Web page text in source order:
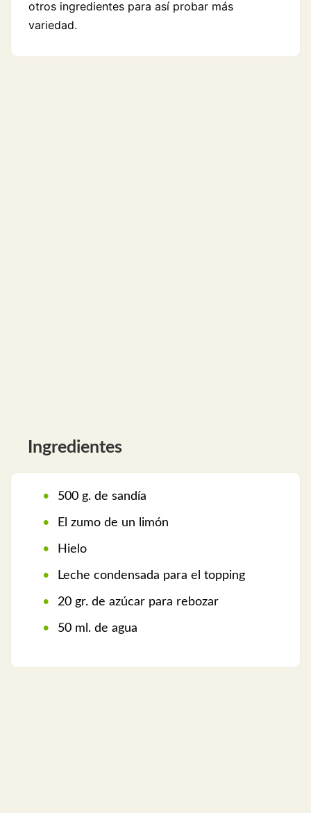
otros ingredientes para así probar más
variedad.
Ingredientes
500 g. de sandía
El zumo de un limón
Hielo
Leche condensada para el topping
20 gr. de azúcar para rebozar
50 ml. de agua